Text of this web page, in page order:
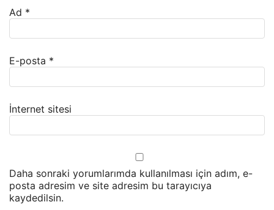
Ad *
E-posta *
İnternet sitesi
Daha sonraki yorumlarımda kullanılması için adım, e-
posta adresim ve site adresim bu tarayıcıya
kaydedilsin.